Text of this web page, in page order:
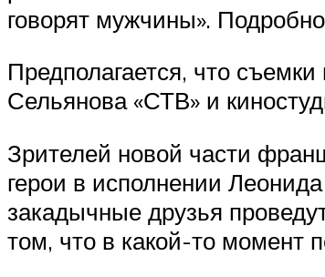
говорят мужчины».
Предполагается, что
Сельянова «СТВ» и
Зрителей новой части
герои в исполнении
закадычные друзья
том, что в какой-то момент